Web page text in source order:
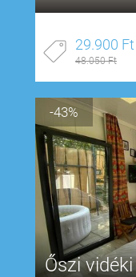
29.900 Ft
48.050 Ft
-43%
Őszi